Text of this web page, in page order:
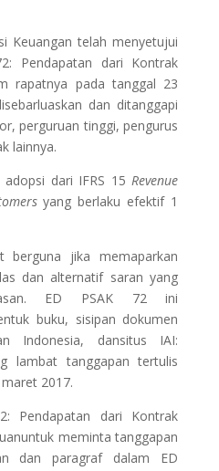
Keuangan telah menyetujui
Pendapatan dari Kontrak
rapatnya pada tanggal 23
dan ditanggapi
perguruan tinggi, pengurus
lainnya.
adopsi dari IFRS 15Revenue
yang berlaku efektif 1
berguna jika memaparkan
dan alternatif saran yang
ED PSAK 72 ini
buku, sisipan dokumen
Indonesia, dansitus IAI:
lambat tanggapan tertulis
2017.
Pendapatan dari Kontrak
meminta tanggapan
dan paragraf dalam ED